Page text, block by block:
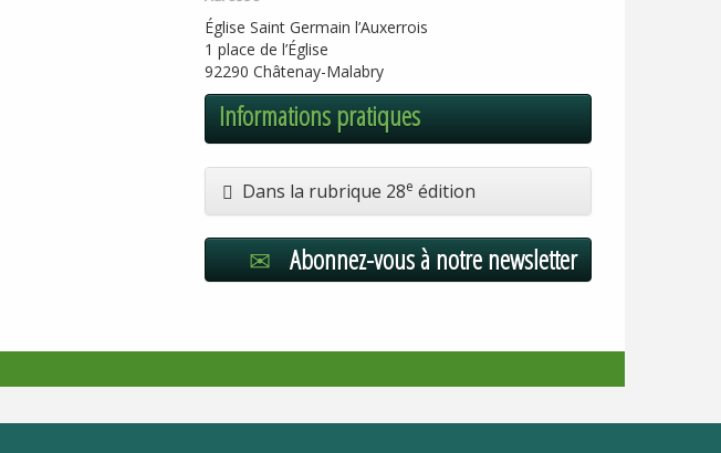
Église Saint Germain l’Auxerrois
1 place de l’Église
92290 Châtenay-Malabry
Informations pratiques
Dans la rubrique 28e édition
Abonnez-vous à notre newsletter